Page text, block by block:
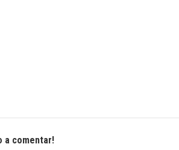
a comentar!